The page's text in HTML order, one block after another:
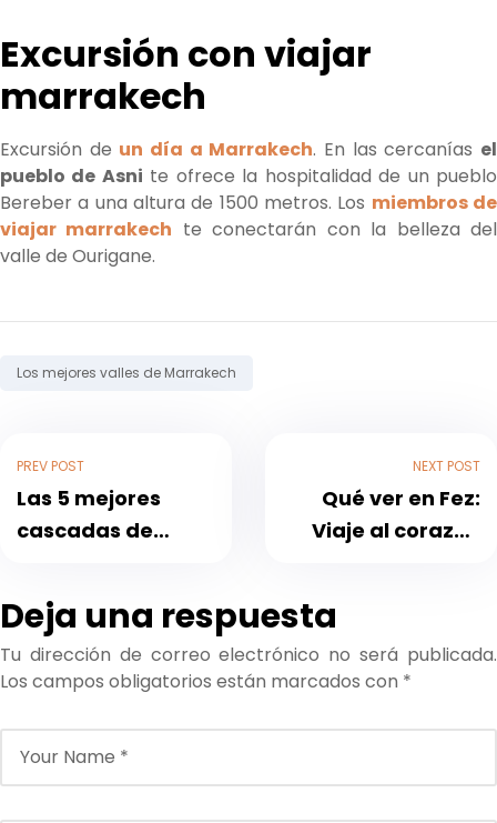
Excursión con viajar
marrakech
Excursión de un día a Marrakech. En las cercanías el
pueblo de Asni te ofrece la hospitalidad de un pueblo
Bereber a una altura de 1500 metros. Los miembros de
viajar marrakech te conectarán con la belleza del
valle de Ourigane.
Tag:Los mejores valles de Marrakech
PREV POST
Las 5 mejores
cascadas de
excursiones desde
Marrakech
NEXT POST
Qué ver en Fez:
Viaje al corazón
Deja una respuesta
Tu dirección de correo electrónico no será publicada.
Los campos obligatorios están marcados con *